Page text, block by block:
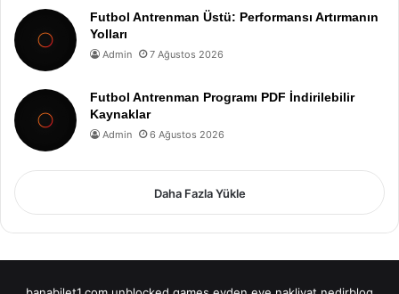
Futbol Antrenman Üstü: Performansı Artırmanın
Yolları
Admin 7 Ağustos 2026
Futbol Antrenman Programı PDF İndirilebilir
Kaynaklar
Admin 6 Ağustos 2026
Daha Fazla Yükle